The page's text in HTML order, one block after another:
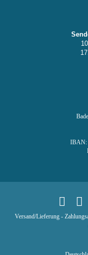
IBAN:
Versand/Lieferung-